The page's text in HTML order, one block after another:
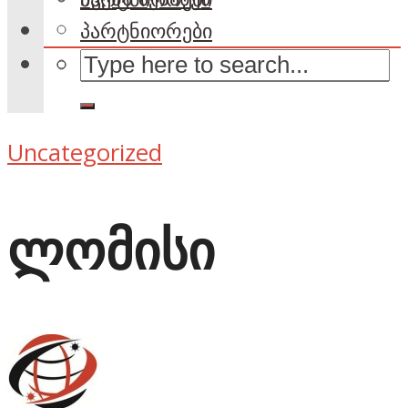
პარტნიორები
Uncategorized
ლომისი